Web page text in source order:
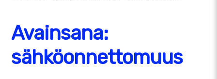
Uusimmat artikkelit
Kassa
Avainsana:
sähköonnettomuus